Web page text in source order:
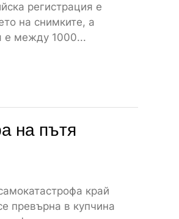
регистрация е
на снимките, а
е между 1000...
на пътя
край
превърна в купчина